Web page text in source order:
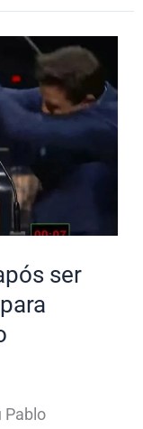
ser
Pablo